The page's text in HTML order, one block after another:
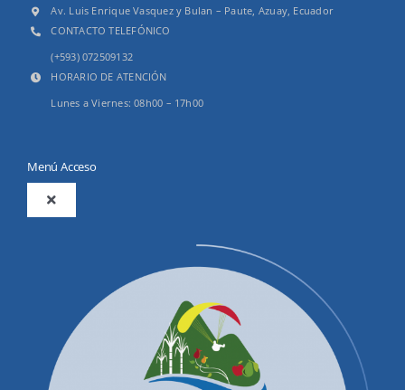
Av. Luis Enrique Vasquez y Bulan – Paute, Azuay, Ecuador
CONTACTO TELEFÓNICO
(+593) 072509132
HORARIO DE ATENCIÓN
Lunes a Viernes: 08h00 – 17h00
Menú Acceso
Toggle
Productos y Servicios
Convocatorias Precalificación